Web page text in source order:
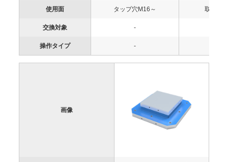
使用面 タップ穴M16～ 取付穴
交換対象 -
操作タイプ -
画像